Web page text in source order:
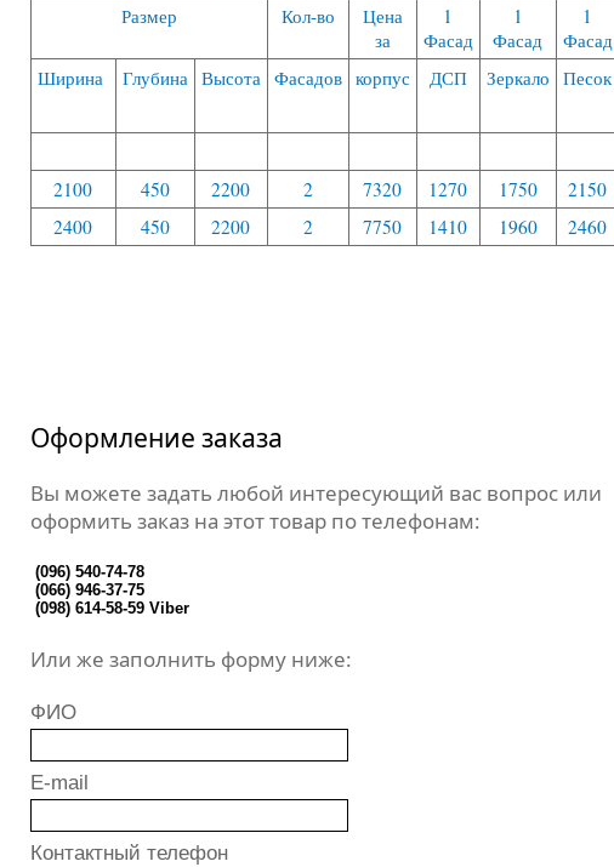
Размер
Кол-во
Цена
за
1
Фасад
1
Фасад
1
Фасад
Ширина
Глубина Высота Фасадов корпус ДСП Зеркало Песок
2100 450 2200 2 7320 1270 1750 2150
2400
450 2200 2 7750 1410 1960 2460
Оформление заказа
Вы можете задать любой интересующий вас вопрос или
оформить заказ на этот товар по телефонам:
(096) 540-74-78
(066) 946-37-75
(098) 614-58-59 Viber
Или же заполнить форму ниже:
ФИО
E-mail
Контактный телефон